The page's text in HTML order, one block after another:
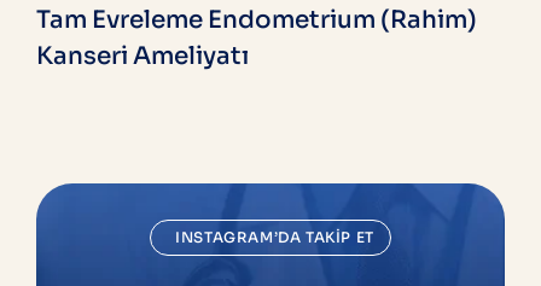
Tam Evreleme Endometrium (Rahim)
Kanseri Ameliyatı
INSTAGRAM’DA TAKIP ET